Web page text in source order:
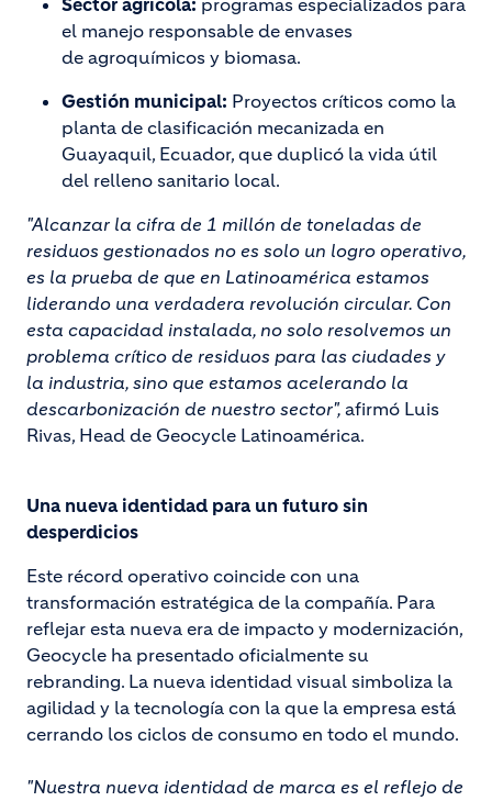
Sector agrícola: programas especializados para
el manejo responsable de envases
de agroquímicos y biomasa.
Gestión municipal: Proyectos críticos como la
planta de clasificación mecanizada en
Guayaquil, Ecuador, que duplicó la vida útil
del relleno sanitario local.
"Alcanzar la cifra de 1 millón de toneladas de
residuos gestionados no es solo un logro operativo,
es la prueba de que en Latinoamérica estamos
liderando una verdadera revolución circular. Con
esta capacidad instalada, no solo resolvemos un
problema crítico de residuos para las ciudades y
la industria, sino que estamos acelerando la
descarbonización de nuestro sector", afirmó Luis
Rivas, Head de Geocycle Latinoamérica.
Una nueva identidad para un futuro sin
desperdicios
Este récord operativo coincide con una
transformación estratégica de la compañía. Para
reflejar esta nueva era de impacto y modernización,
Geocycle ha presentado oficialmente su
rebranding. La nueva identidad visual simboliza la
agilidad y la tecnología con la que la empresa está
cerrando los ciclos de consumo en todo el mundo.
"Nuestra nueva identidad de marca es el reflejo de